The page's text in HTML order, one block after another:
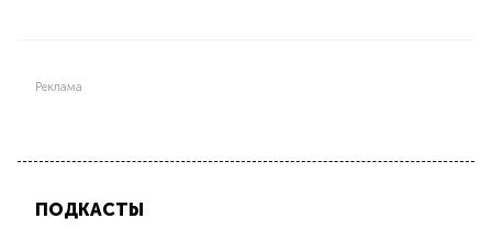
Реклама
ПОДКАСТЫ